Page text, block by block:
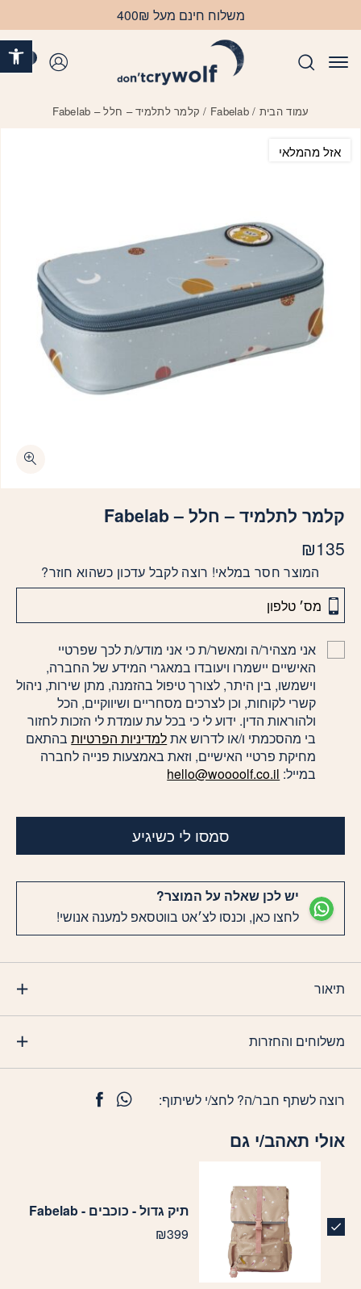
משלוח חינם מעל 400₪
עמוד הבית /
Fabelab / קלמר לתלמיד – חלל – Fabelab
קלמר לתלמיד – חלל – Fabelab
₪135
המוצר חסר במלאי! רוצה לקבל עדכון כשהוא חוזר?
אני מצהיר/ה ומאשר/ת כי אני מודע/ת לכך שפרטיי
האישיים יישמרו ויעובדו במאגרי המידע של החברה,
וישמשו, בין היתר, לצורך טיפול בהזמנה, מתן שירות, ניהול
קשרי לקוחות, וכן לצרכים מסחריים ושיווקיים, הכל
ולהוראות הדין. ידוע לי כי בכל עת עומדת לי הזכות לחזור
בי מהסכמתי ו/או לדרוש אתלמדיניות הפרטיותבהתאם
מחיקת פרטיי האישיים, וזאת באמצעות פנייה לחברה
במייל: hello@woooolf.co.il
סמסו לי כשיגיע
יש לכן שאלה על המוצר?
לחצו כאן, וכנסו לצ׳אט בווטסאפ למענה אנושי!
תיאור
משלוחים והחזרות
אולי תאהב/י גם
תיק גדול - כוכבים - Fabelab
₪399
רוצה לשתף חבר/ה? לחצ/י לשיתוף:
אזל מהמלאי